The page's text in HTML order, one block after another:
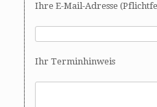
Ihre E-Mail-Adresse
Ihr Terminhinweis